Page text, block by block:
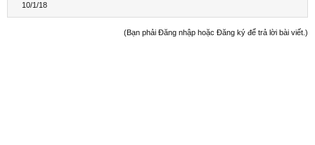
10/1/18
(Bạn phải Đăng nhập hoặc Đăng ký để trả lời bài viết.)